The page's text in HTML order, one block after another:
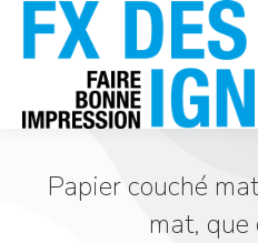
Papier couché
mat, que